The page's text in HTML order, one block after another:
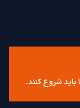
باید شروع کنند.